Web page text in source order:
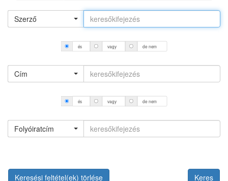
Szerző
és vagy de nem
Cím
és vagy de nem
Folyóiratcím
Keresési feltétel(ek) törlése